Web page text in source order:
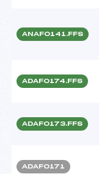
ANAF0141.FFS
ADAF0174.FFS
ADAF0173.FFS
ADAF0171